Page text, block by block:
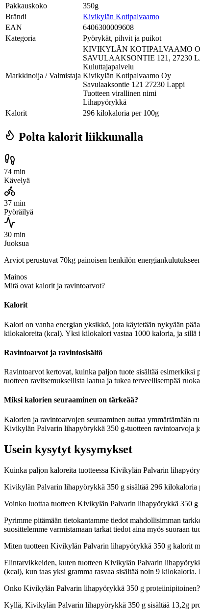
Pakkauskoko
350g
Brändi
Kivikylän Kotipalvaamo
EAN
6406300009608
Kategoria
Pyörykät, pihvit ja puikot
Markkinoija / Valmistaja
KIVIKYLÄN KOTIPALVAAMO
SAVULAAKSONTIE 121, 27230
Kuluttajapalvelu
Kivikylän Kotipalvaamo Oy
Savulaaksontie 121 27230 Lappi
Tuotteen virallinen nimi
Lihapyörykkä
Kalorit
296 kilokaloria per 100g
Polta kalorit liikkumalla
74 min
Kävelyä
37 min
Pyöräilyä
30 min
Juoksua
Arviot perustuvat 70kg painoisen henkilön
Mainos
Mitä ovat kalorit ja ravintoarvot?
Kalorit
Kalori on vanha energian yksikkö, jota käytetään nykyään
kilokaloreita (kcal). Yksi kilokalori vastaa 1000 kaloria, ja
Ravintoarvot ja ravintosisältö
Ravintoarvot kertovat, kuinka paljon tuote sisältää
tuotteen ravitsemuksellista laatua ja tukea terveellisempää
Miksi kalorien seuraaminen on tärkeää?
Kalorien ja ravintoarvojen seuraaminen auttaa ymmärtämään
Kivikylän Palvarin lihapyörykkä 350 g-tuotteen ravintoarvoja
Usein kysytyt kysymykset
Kuinka paljon kaloreita tuotteessa Kivikylän Palvarin
Kivikylän Palvarin lihapyörykkä 350 g sisältää 296 kilokaloria
Voinko luottaa tuotteen Kivikylän Palvarin lihapyörykkä 350
Pyrimme pitämään tietokantamme tiedot mahdollisimman
suosittelemme varmistamaan tarkat tiedot aina myös suoraan
Miten tuotteen Kivikylän Palvarin lihapyörykkä 350 g kalorit
Elintarvikkeiden, kuten tuotteen Kivikylän Palvarin
(kcal), kun taas yksi gramma rasvaa sisältää noin 9
Onko Kivikylän Palvarin lihapyörykkä 350 g proteiinipitoinen?
Kyllä, Kivikylän Palvarin lihapyörykkä 350 g sisältää 13,2g